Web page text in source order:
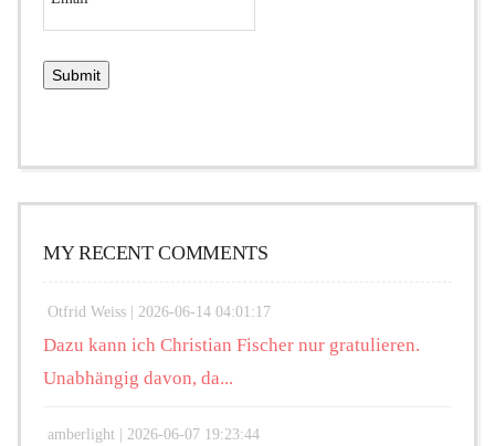
MY RECENT COMMENTS
Otfrid Weiss | 2026-06-14 04:01:17
Dazu kann ich Christian Fischer nur gratulieren.
Unabhängig davon, da...
amberlight | 2026-06-07 19:23:44